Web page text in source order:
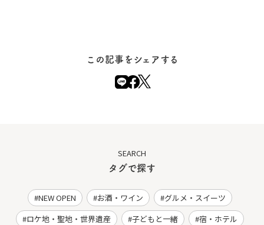
この記事をシェアする
SEARCH
タグで探す
NEW OPEN お酒・ワイン
グルメ・スイーツ
ロケ地・聖地・世界遺産
子どもと一緒
宿・ホテル